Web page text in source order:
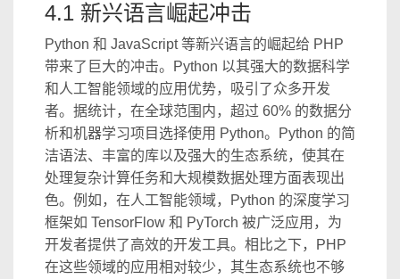
4.1 新兴语言崛起冲击
Python 和 JavaScript 等新兴语言的崛起给 PHP
带来了巨大的冲击。Python 以其强大的数据科学
和人工智能领域的应用优势，吸引了众多开发
者。据统计，在全球范围内，超过 60% 的数据分
析和机器学习项目选择使用 Python。Python 的简
洁语法、丰富的库以及强大的生态系统，使其在
处理复杂计算任务和大规模数据处理方面表现出
色。例如，在人工智能领域，Python 的深度学习
框架如 TensorFlow 和 PyTorch 被广泛应用，为
开发者提供了高效的开发工具。相比之下，PHP
在这些领域的应用相对较少，其生态系统也不够